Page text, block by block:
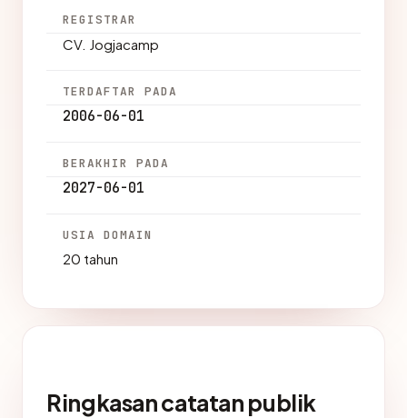
REGISTRAR
CV. Jogjacamp
TERDAFTAR PADA
2006-06-01
BERAKHIR PADA
2027-06-01
USIA DOMAIN
20 tahun
Ringkasan catatan publik